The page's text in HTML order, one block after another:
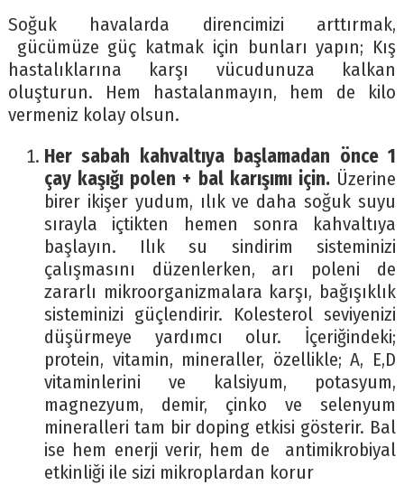
Soğuk havalarda direncimizi arttırmak,
gücümüze güç katmak için bunları yapın; Kış
hastalıklarına karşı vücudunuza kalkan
oluşturun. Hem hastalanmayın, hem de kilo
vermeniz kolay olsun.
Her sabah kahvaltıya başlamadan önce 1
çay kaşığı polen + bal karışımı için. Üzerine
birer ikişer yudum, ılık ve daha soğuk suyu
sırayla içtikten hemen sonra kahvaltıya
başlayın. Ilık su sindirim sisteminizi
çalışmasını düzenlerken, arı poleni de
zararlı mikroorganizmalara karşı, bağışıklık
sisteminizi güçlendirir. Kolesterol seviyenizi
düşürmeye yardımcı olur. İçeriğindeki;
protein, vitamin, mineraller, özellikle; A, E,D
vitaminlerini ve kalsiyum, potasyum,
magnezyum, demir, çinko ve selenyum
mineralleri tam bir doping etkisi gösterir. Bal
ise hem enerji verir, hem de antimikrobiyal
etkinliği ile sizi mikroplardan korur